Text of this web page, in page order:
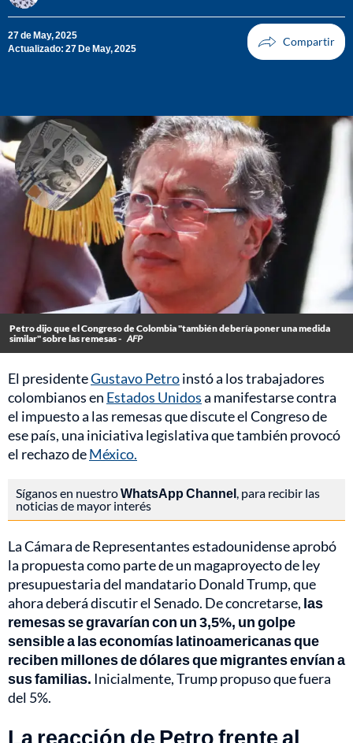
27 de May, 2025
Actualizado: 27 De May, 2025
Petro dijo que el Congreso de Colombia "también debería poner una medida
similar" sobre las remesas - AFP
El presidenteGustavo Petroinstó a los trabajadores
colombianos en Estados Unidosa manifestarse contra
el impuesto a las remesas que discute el Congreso de
ese país, una iniciativa legislativa que también provocó
el rechazo deMéxico.
Síganos en nuestroWhatsApp Channel, para recibir las
noticias de mayor interés
La Cámara de Representantes estadounidense aprobó
la propuesta como parte de un magaproyecto de ley
presupuestaria del mandatario Donald Trump, que
ahora deberá discutir el Senado. De concretarse, las
remesas se gravarían con un 3,5%, un golpe
sensible a las economías latinoamericanas que
reciben millones de dólares que migrantes envían a
sus familias. Inicialmente, Trump propuso que fuera
del 5%.
La reacción de Petro frente al